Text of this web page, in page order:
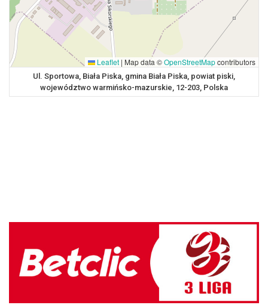
Leaflet | Map data ©OpenStreetMapcontributors
Ul. Sportowa, Biała Piska, gmina Biała Piska, powiat piski,
województwo warmińsko-mazurskie, 12-203, Polska